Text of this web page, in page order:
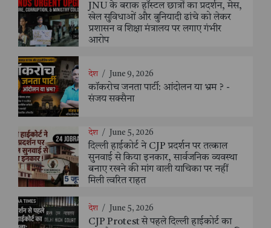
JNU के बराक हॉस्टल छात्रों का प्रदर्शन, मेस,
खेल सुविधाओं और बुनियादी ढांचे को लेकर
प्रशासन व शिक्षा मंत्रालय पर लगाए गंभीर
आरोप
देश / June 9, 2026
कॉकरोच जनता पार्टी: आंदोलन या भ्रम ? -
संजय सक्सैना
देश / June 5, 2026
दिल्ली हाईकोर्ट ने CJP प्रदर्शन पर तत्काल
सुनवाई से किया इनकार, सार्वजनिक व्यवस्था
बनाए रखने की मांग वाली याचिका पर नहीं
मिली त्वरित राहत
देश / June 5, 2026
CJP Protest से पहले दिल्ली हाईकोर्ट का